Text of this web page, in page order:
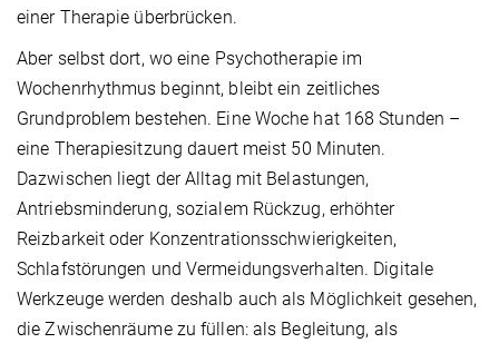
einer Therapie überbrücken.
Aber selbst dort, wo eine Psychotherapie im
Wochenrhythmus beginnt, bleibt ein zeitliches
Grundproblem bestehen. Eine Woche hat 168 Stunden –
eine Therapiesitzung dauert meist 50 Minuten.
Dazwischen liegt der Alltag mit Belastungen,
Antriebsminderung, sozialem Rückzug, erhöhter
Reizbarkeit oder Konzentrationsschwierigkeiten,
Schlafstörungen und Vermeidungsverhalten. Digitale
Werkzeuge werden deshalb auch als Möglichkeit gesehen,
die Zwischenräume zu füllen: als Begleitung, als